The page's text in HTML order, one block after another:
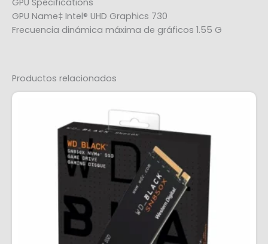
GPU Specifications
GPU Name‡ Intel® UHD Graphics 730
Frecuencia dinámica máxima de gráficos 1.55 G
Productos relacionados